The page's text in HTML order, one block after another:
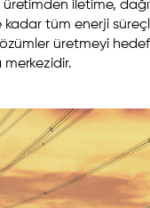
üretimden iletime,
kadar tüm enerji
üretmeyi
merkezidir.